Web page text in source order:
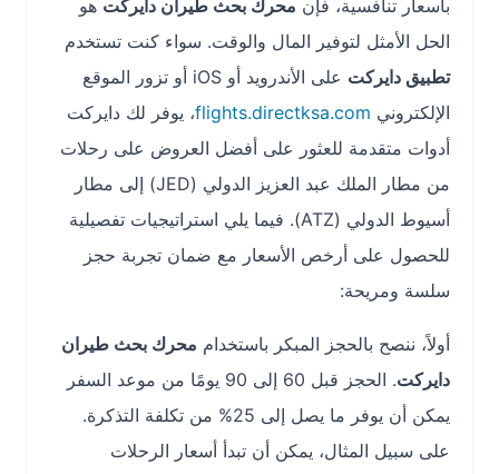
بأسعار تنافسية، فإنمحرك بحث طيران دايركتهو
الحل الأمثل لتوفير المال والوقت. سواء كنت تستخدم
تطبيق دايركت
على الأندرويد أو iOS أو تزور الموقع
الإلكترونيflights.directksa.com، يوفر لك دايركت
أدوات متقدمة للعثور على أفضل العروض على رحلات
من مطار الملك عبد العزيز الدولي (JED) إلى مطار
أسيوط الدولي (ATZ). فيما يلي استراتيجيات تفصيلية
للحصول على أرخص الأسعار مع ضمان تجربة حجز
سلسة ومريحة:
أولاً، ننصح بالحجز المبكر باستخداممحرك بحث طيران
دايركت
. الحجز قبل 60 إلى 90 يومًا من موعد السفر
يمكن أن يوفر ما يصل إلى 25% من تكلفة التذكرة.
على سبيل المثال، يمكن أن تبدأ أسعار الرحلات